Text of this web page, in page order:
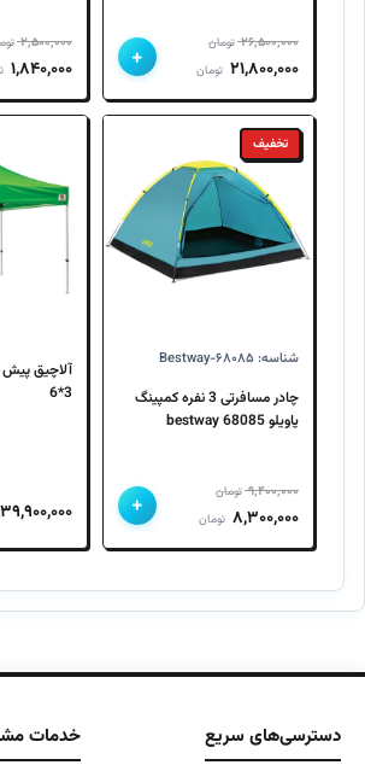
۲۶,۵۰۰,۰۰۰ تومان
قیمت
اصلی
۲۶,۵۰۰,۰۰۰ تومان
بود.
۲۱,۸۰۰,۰۰۰ تومانقیمت
فعلی
۲۱,۸۰۰,۰۰۰ تومان
+ ۲,۵۰۰,۰۰۰
قیمت
اصلی
۱,۸۴۰,۰۰۰
تخفیف
شناسه: Bestway-۶۸۰۸۵
چادر مسافرتی 3 نفره کمپینگ
پاویلو 68085 bestway
۹,۴۰۰,۰۰۰ تومان
قیمت
اصلی
بود.
۸,۳۰۰,۰۰۰ تومانقیمت
فعلی
است.
+
آلاچیق پیش
3*6
۳۹,۹۰۰,۰۰۰
دسترسی‌های سریع خدمات